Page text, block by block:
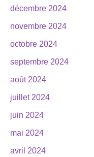
décembre 2024
novembre 2024
octobre 2024
septembre 2024
août 2024
juillet 2024
juin 2024
mai 2024
avril 2024